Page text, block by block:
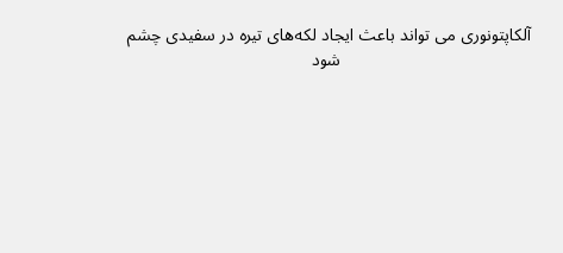
آلکاپتونوری می تواند باعث ایجاد لکه‌های تیره در سفیدی چشم
شود